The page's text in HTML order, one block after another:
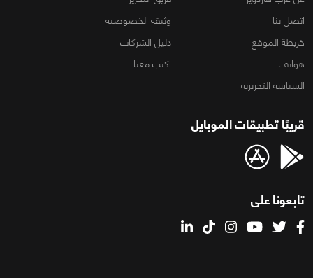
اتصل بنا
وثيقة الخصوصية
خريطة الموقع
دليل الشركات
هواتف
اكتب معنا
السياسة التحريرية
قريبًا تطبيقات الموبايل
تابعونا على